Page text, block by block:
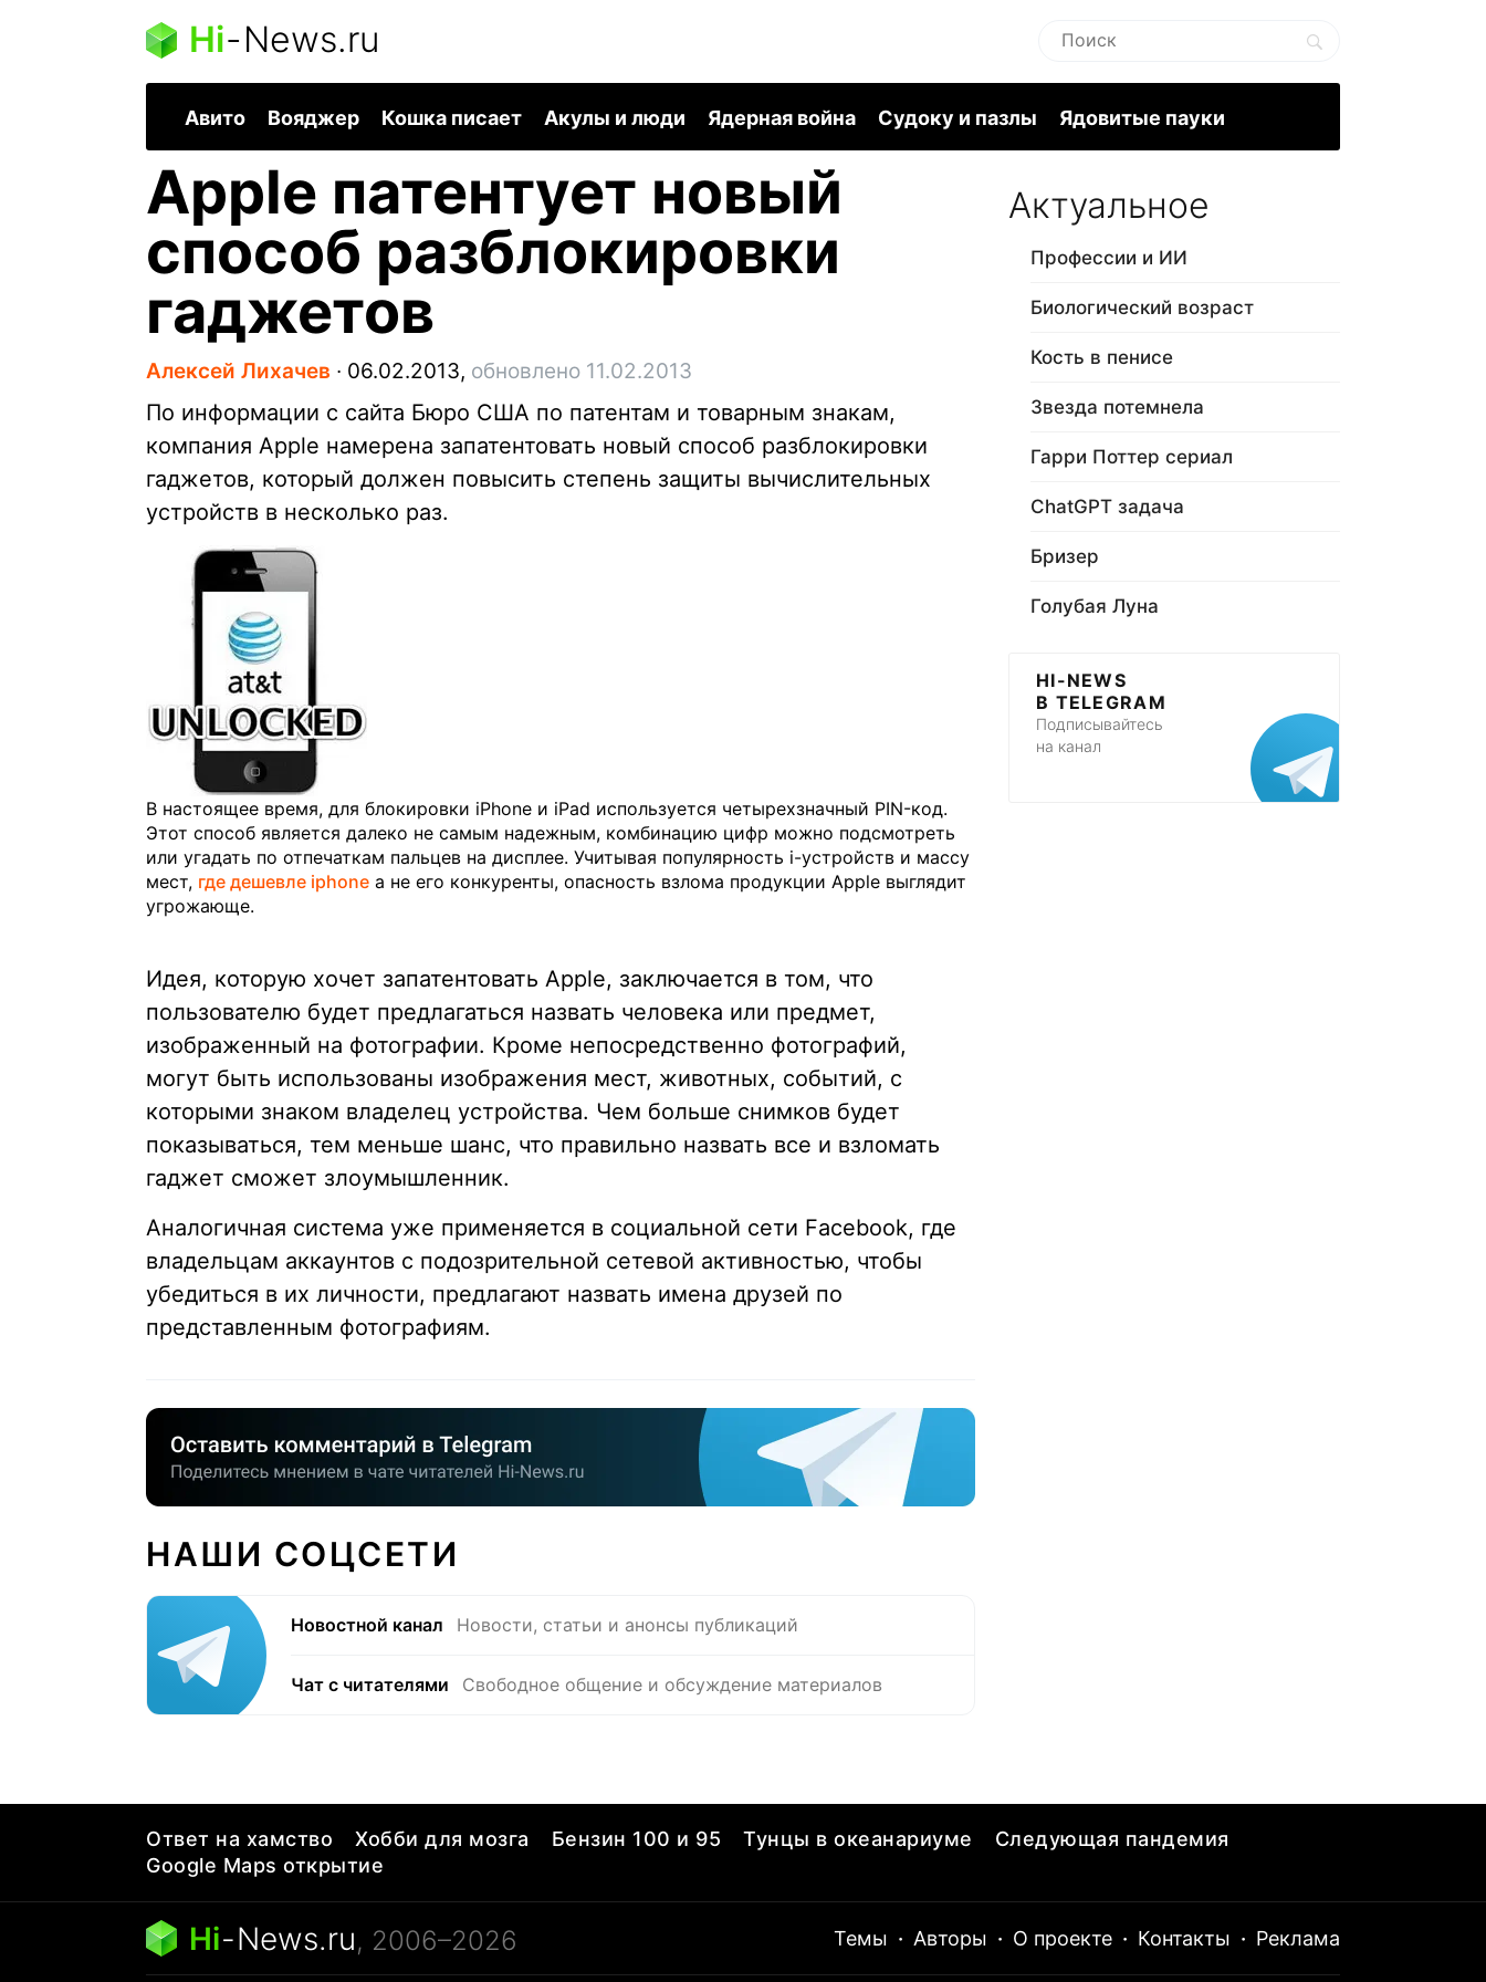
Hi-News.ru
Авито Вояджер Кошка писает Акулы и люди Ядерная война Судоку и пазлы Ядовитые пауки
Apple патентует новый
способ разблокировки
гаджетов
Алексей Лихачев ∙ 06.02.2013, обновлено 11.02.2013
По информации с сайта Бюро США по патентам и товарным знакам,
компания Apple намерена запатентовать новый способ разблокировки
гаджетов, который должен повысить степень защиты вычислительных
устройств в несколько раз.
В настоящее время, для блокировки iPhone и iPad используется четырехзначный PIN-код.
Этот способ является далеко не самым надежным, комбинацию цифр можно подсмотреть
или угадать по отпечаткам пальцев на дисплее. Учитывая популярность i-устройств и массу
мест, где дешевле iphone а не его конкуренты, опасность взлома продукции Apple выглядит
угрожающе.
Идея, которую хочет запатентовать Apple, заключается в том, что
пользователю будет предлагаться назвать человека или предмет,
изображенный на фотографии. Кроме непосредственно фотографий,
могут быть использованы изображения мест, животных, событий, с
которыми знаком владелец устройства. Чем больше снимков будет
показываться, тем меньше шанс, что правильно назвать все и взломать
гаджет сможет злоумышленник.
Аналогичная система уже применяется в социальной сети Facebook, где
владельцам аккаунтов с подозрительной сетевой активностью, чтобы
убедиться в их личности, предлагают назвать имена друзей по
представленным фотографиям.
НАШИ СОЦСЕТИ
Новостной канал Новости, статьи и анонсы публикаций
Чат с читателями Свободное общение и обсуждение материалов
Актуальное
Профессии и ИИ
Биологический возраст
Кость в пенисе
Звезда потемнела
Гарри Поттер сериал
ChatGPT задача
Бризер
Голубая Луна
HI-NEWS
В TELEGRAM
Подписывайтесь
на канал
Ответ на хамство Хобби для мозга Бензин 100 и 95 Тунцы в океанариуме
Следующая пандемия
Google Maps открытие
Hi-News.ru, 2006–2026 Темы · Авторы · О проекте · Контакты · Реклама